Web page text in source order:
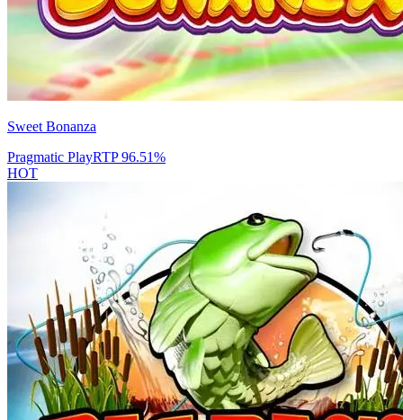
Sweet Bonanza
Pragmatic PlayRTP96.51%
HOT